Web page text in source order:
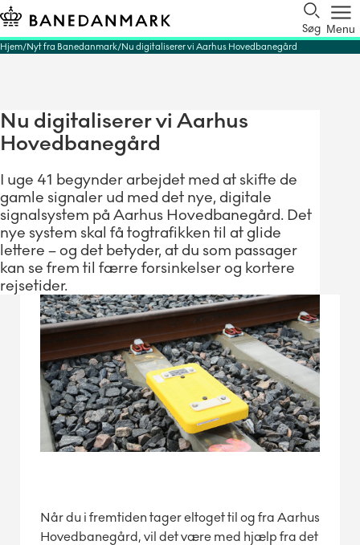
Søg Menu
Hjem Nyt fra Banedanmark Nu digitaliserer vi Aarhus Hovedbanegård
Nu digitaliserer vi Aarhus
Hovedbanegård
I uge 41 begynder arbejdet med at skifte de
gamle signaler ud med det nye, digitale
signalsystem på Aarhus Hovedbanegård. Det
nye system skal få togtrafikken til at glide
lettere – og det betyder, at du som passager
kan se frem til færre forsinkelser og kortere
rejsetider.
Når du i fremtiden tager eltoget til og fra Aarhus
Hovedbanegård, vil det være med hjælp fra det